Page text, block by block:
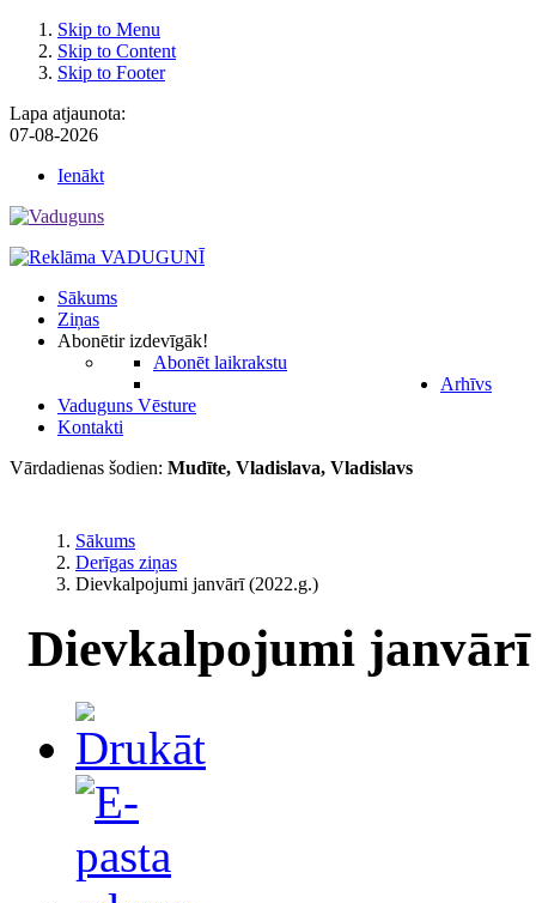
Skip to Menu
Skip to Content
Skip to Footer
Lapa atjaunota:
07-08-2026
Ienākt
Sākums
Ziņas
Abonētir izdevīgāk!
Abonēt laikrakstu
Arhīvs
Vaduguns Vēsture
Kontakti
Vārdadienas šodien: Mudīte, Vladislava, Vladislavs
Sākums
Derīgas ziņas
Dievkalpojumi janvārī (2022.g.)
Dievkalpojumi janvārī